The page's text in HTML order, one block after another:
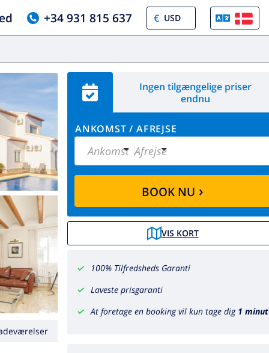
+34 931 815 637 €
Ingen tilgængelige priser
endnu
ANKOMST / AFREJSE
Ankomst Afrejse
BOOK NU ›
VIS KORT
100% Tilfredsheds Garanti
Laveste prisgaranti
At foretage en booking vil kun tage dig 1 minut